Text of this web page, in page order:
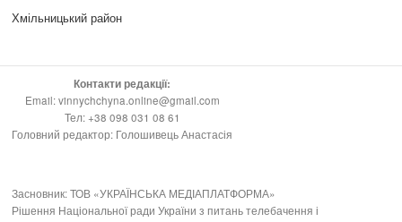
Хмільницький район
Контакти редакції:
Email: vinnychchyna.online@gmail.com
Тел: +38 098 031 08 61
Головний редактор: Голошивець Анастасія
Засновник: ТОВ «УКРАЇНСЬКА МЕДІАПЛАТФОРМА»
Рішення Національної ради України з питань телебачення і